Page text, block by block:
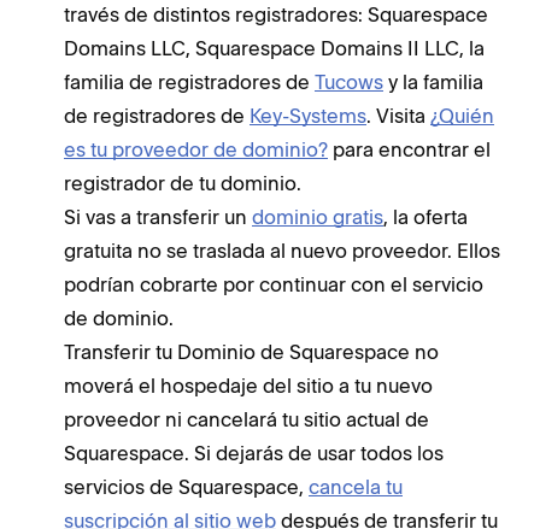
través de distintos registradores: Squarespace
Domains LLC, Squarespace Domains II LLC, la
familia de registradores de Tucows y la familia
de registradores de Key-Systems. Visita ¿Quién
es tu proveedor de dominio? para encontrar el
registrador de tu dominio.
Si vas a transferir un dominio gratis, la oferta
gratuita no se traslada al nuevo proveedor. Ellos
podrían cobrarte por continuar con el servicio
de dominio.
Transferir tu Dominio de Squarespace no
moverá el hospedaje del sitio a tu nuevo
proveedor ni cancelará tu sitio actual de
Squarespace. Si dejarás de usar todos los
servicios de Squarespace, cancela tu
suscripción al sitio web después de transferir tu